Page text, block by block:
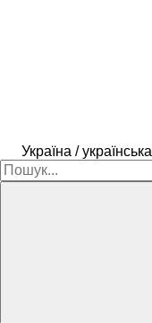
Україна / українська